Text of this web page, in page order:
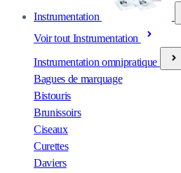
Instrumentation
Voir tout Instrumentation
Instrumentation omnipratique
Bagues de marquage
Bistouris
Brunissoirs
Ciseaux
Curettes
Daviers